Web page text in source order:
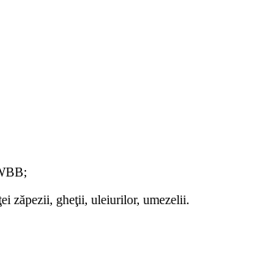
zăpezii, gheţii, uleiurilor, umezelii.